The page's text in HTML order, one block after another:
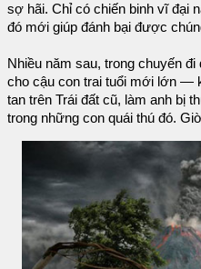
sợ hãi. Chỉ có chiến binh vĩ đại
đó mới giúp đánh bại được
Nhiều năm sau, trong chuyến
cho cậu con trai tuổi mới lớn —
tan trên Trái đất cũ, làm anh bị
trong những con quái thú đó.